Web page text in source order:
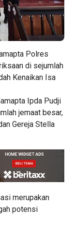
Polres
di sejumlah
Kenaikan Isa
Ipda Pudji
jemaat besar,
Gereja Stella
merupakan
potensi